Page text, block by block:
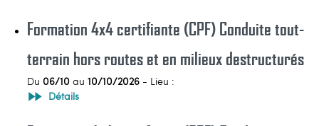
Constructeurs / Presse
Contacts / Accès
06 81 40 63 77
Formation 4x4 certifiante (CPF) Conduite tout-
terrain hors routes et en milieux destructurés
Du 06/10 au 10/10/2026 - Lieu :
Détails